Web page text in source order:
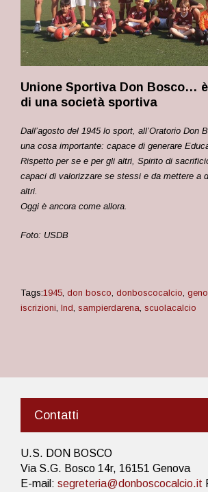
Unione Sportiva Don Bosco…
di una società sportiva
Dall’agosto del 1945 lo sport, all’Oratorio Don
una cosa importante: capace di generare
Rispetto per se e per gli altri, Spirito di
capaci di valorizzare se stessi e da mettere a
altri.
Oggi è ancora come allora.
Foto: USDB
Tags:1945, don bosco, donboscocalcio,
iscrizioni, lnd, sampierdarena, scuolacalcio
Contatti
U.S. DON BOSCO
Via S.G. Bosco 14r, 16151 Genova
E-mail: segreteria@donboscocalcio.it